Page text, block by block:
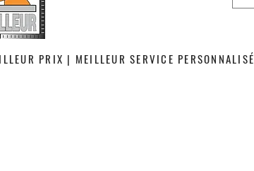
PRIX | MEILLEUR SERVICE PERSONNALISÉ